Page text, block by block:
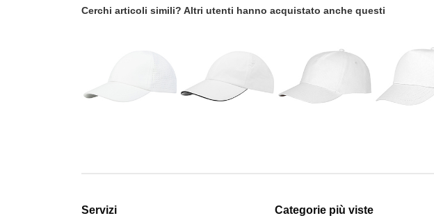
Cerchi articoli simili? Altri utenti hanno acquistato anche questi
Servizi Categorie più viste